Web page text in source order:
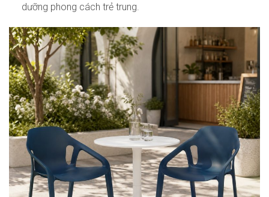
dưỡng phong cách trẻ trung.